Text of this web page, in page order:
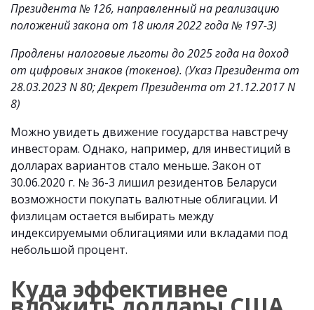
Президента № 126, направленный на реализацию
положений закона от 18 июля 2022 года № 197-З)
Продлены налоговые льготы до 2025 года на доход
от цифровых знаков (токенов). (Указ Президента от
28.03.2023 N 80; Декрет Президента от 21.12.2017 N
8)
Можно увидеть движение государства навстречу
инвесторам. Однако, например, для инвестиций в
долларах вариантов стало меньше. Закон от
30.06.2020 г. № 36-3 лишил резидентов Беларуси
возможности покупать валютные облигации. И
физлицам остается выбирать между
индексируемыми облигациями или вкладами под
небольшой процент.
Куда эффективнее